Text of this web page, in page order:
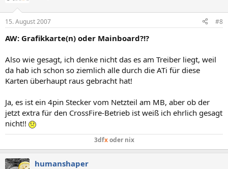
15. August 2007 #8
AW: Grafikkarte(n) oder Mainboard?!?
Also wie gesagt, ich denke nicht das es am Treiber liegt, weil
da hab ich schon so ziemlich alle durch die ATi für diese
Karten überhaupt raus gebracht hat!
Ja, es ist ein 4pin Stecker vom Netzteil am MB, aber ob der
jetzt extra für den CrossFire-Betrieb ist weiß ich ehrlich gesagt
nicht!!
3dfxoder nix
humanshaper